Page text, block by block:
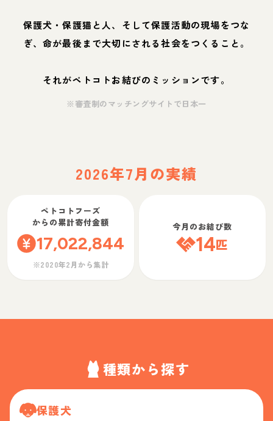
保護犬・保護猫と人、そして保護活動の現場をつな
ぎ、命が最後まで大切にされる社会をつくること。
それがペトコトお結びのミッションです。
※審査制のマッチングサイトで日本一
2026年7月の実績
ペトコトフーズ
からの累計寄付金額
17,022,844
※2020年2月から集計
今月のお結び数
14匹
種類から探す
保護犬